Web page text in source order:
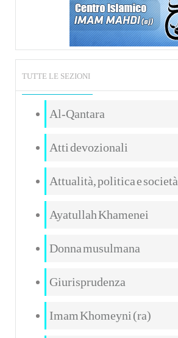
TUTTE LE SEZIONI
Al-Qantara
Atti devozionali
Attualità, politica e società
Ayatullah Khamenei
Donna musulmana
Giurisprudenza
Imam Khomeyni (ra)